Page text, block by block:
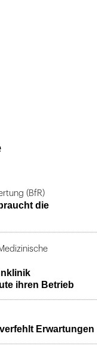
(BfR)
die
ihren Betrieb
Erwartungen